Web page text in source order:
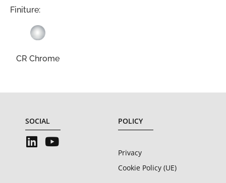
Finiture:
CR Chrome
SOCIAL POLICY
Privacy
Cookie Policy (UE)